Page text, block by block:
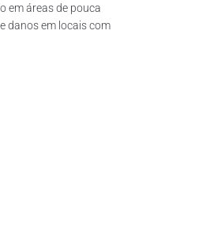
em áreas de pouca
danos em locais com